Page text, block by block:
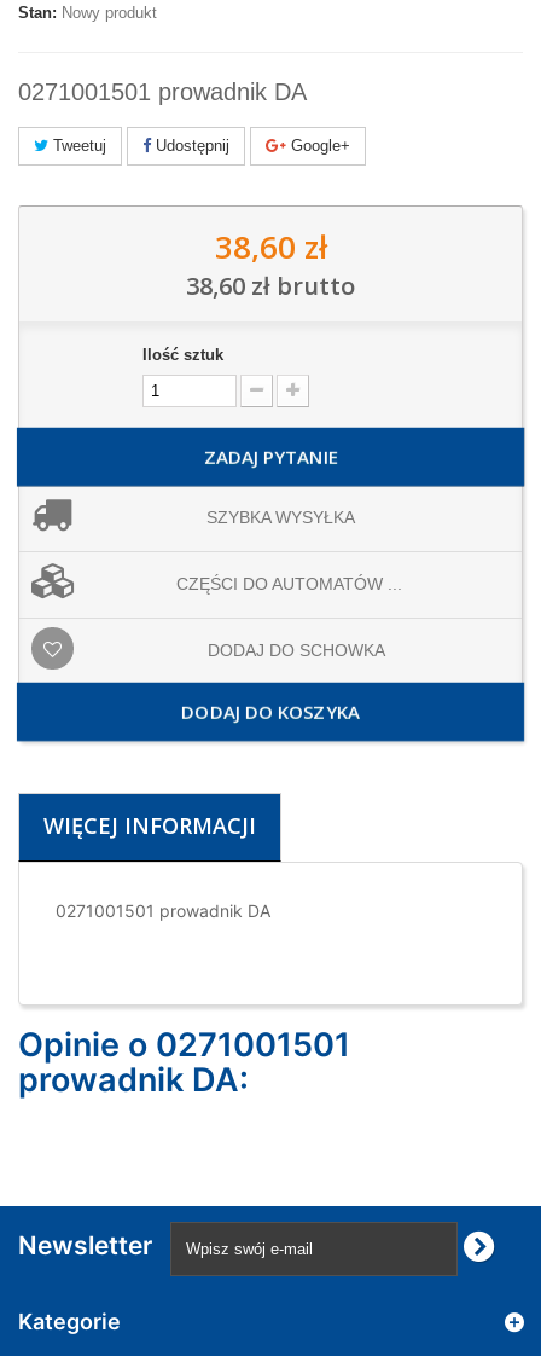
Stan: Nowy produkt
0271001501 prowadnik DA
Tweetuj Udostępnij Google+
38,60 zł
38,60 zł brutto
Ilość sztuk
ZADAJ PYTANIE
SZYBKA WYSYŁKA
CZĘŚCI DO AUTOMATÓW ...
DODAJ DO SCHOWKA
DODAJ DO KOSZYKA
WIĘCEJ INFORMACJI
0271001501 prowadnik DA
Opinie o 0271001501
prowadnik DA:
Newsletter
Kategorie